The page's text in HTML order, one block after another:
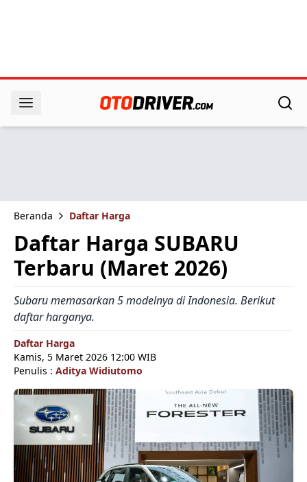
Beranda Daftar Harga
Daftar Harga SUBARU
Terbaru (Maret 2026)
Subaru memasarkan 5 modelnya di Indonesia. Berikut
daftar harganya.
Daftar Harga
Kamis, 5 Maret 2026 12:00 WIB
Penulis : Aditya Widiutomo